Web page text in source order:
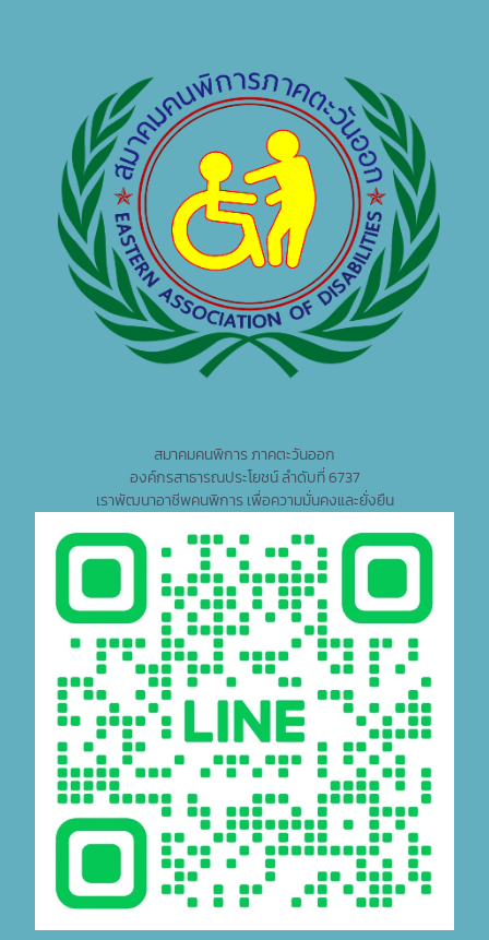
สมาคมคนพิการ ภาคตะวันออก
องค์กรสาธารณประโยชน์ ลำดับที่ 6737
เราพัฒนาอาชีพคนพิการ เพื่อความมั่นคงและยั่งยืน